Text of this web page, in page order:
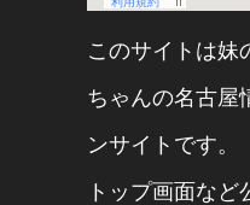
このサイトは妹
ちゃんの名古屋
ンサイトです。
トップ画面な